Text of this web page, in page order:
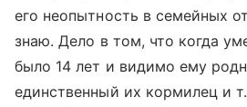
его неопытность в семейных
знаю. Дело в том, что когда
было 14 лет и видимо ему
единственный их кормилец и